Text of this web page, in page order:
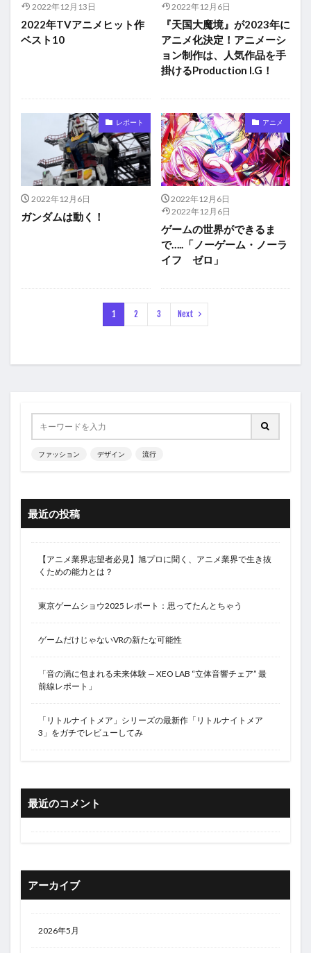
2022年12月13日
2022年TVアニメヒット作
ベスト10
2022年12月6日
『天国大魔境』が2023年に
アニメ化決定！アニメーシ
ョン制作は、人気作品を手
掛けるProduction I.G！
レポート
2022年12月6日
ガンダムは動く！
アニメ
2022年12月6日
2022年12月6日
ゲームの世界ができるま
で…..「ノーゲーム・ノーラ
イフ ゼロ」
1 2 3 Next
ファッション デザイン 流行
最近の投稿
【アニメ業界志望者必見】旭プロに聞く、アニメ業界で生き抜
くための能力とは？
東京ゲームショウ2025 レポート：思ってたんとちゃう
ゲームだけじゃないVRの新たな可能性
「音の渦に包まれる未来体験 — XEO LAB “立体音響チェア” 最
前線レポート」
「リトルナイトメア」シリーズの最新作「リトルナイトメア
3」をガチでレビューしてみ
最近のコメント
アーカイブ
2026年5月